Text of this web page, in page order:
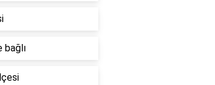
bağlı